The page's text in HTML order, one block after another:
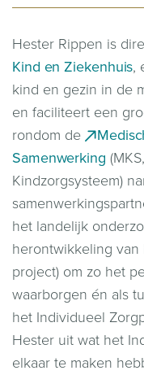
Hester Rippen is
Kind en Ziekenhuis,
kind en gezin in de
en faciliteert een
rondom de
Samenwerking
Kindzorgsysteem)
het landelijk
herontwikkeling van
project) om zo het
waarborgen én als
het Individueel
Hester uit wat het
elkaar te maken